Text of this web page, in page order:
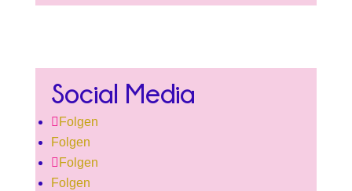
Social Media
Folgen
Folgen
Folgen
Folgen